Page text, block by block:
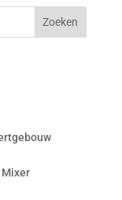
Zoeken
Mixer